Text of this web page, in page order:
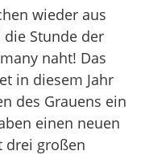
wieder aus
Stunde der
naht! Das
in diesem Jahr
des Grauens ein
einen neuen
drei großen